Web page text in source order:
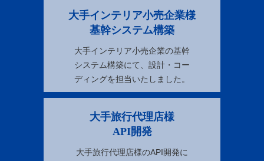
大手インテリア小売企業様
基幹システム構築
大手インテリア小売企業の基幹
システム構築にて、設計・コー
ディングを担当いたしました。
大手旅行代理店様
API開発
大手旅行代理店様のAPI開発に